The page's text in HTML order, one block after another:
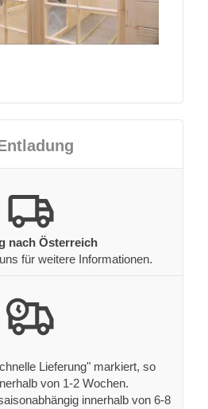
nach Österreich
für weitere Informationen.
Lieferung" markiert, so
von 1-2 Wochen.
innerhalb von 6-8